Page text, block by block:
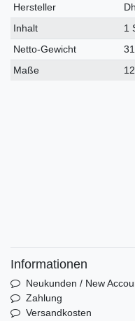
Hersteller
Inhalt
1
Netto-Gewicht
Maße
Informationen
Neukunden / New
Zahlung
Versandkosten